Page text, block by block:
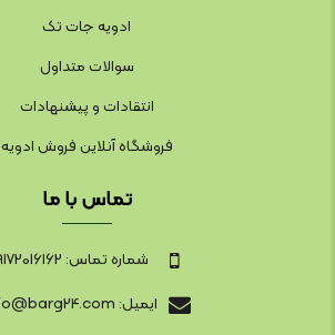
ادویه جات تک
سوالات متداول
انتقادات و پیشنهادات
فروشگاه آنلاین فروش ادویه
تماس با ما
شماره تماس: 09172016162
ایمیل: info@barg24.com